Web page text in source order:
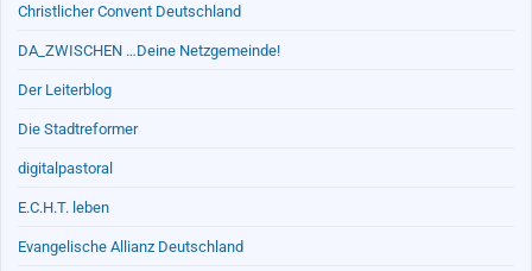
Christlicher Convent Deutschland
DA_ZWISCHEN …Deine Netzgemeinde!
Der Leiterblog
Die Stadtreformer
digitalpastoral
E.C.H.T. leben
Evangelische Allianz Deutschland